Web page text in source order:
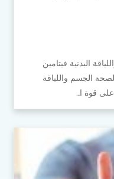
البدنية فيتامين
الجسم واللياقة
قوة ا…